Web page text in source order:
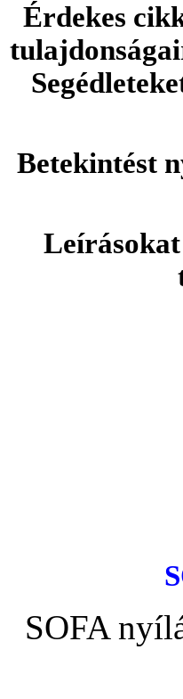
Érdekes
Betekintést
SOFA